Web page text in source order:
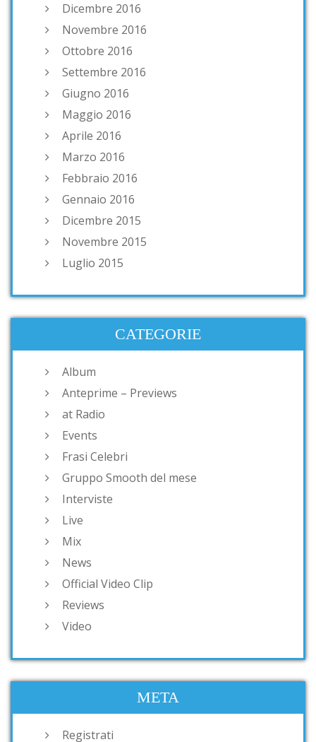
Dicembre 2016
Novembre 2016
Ottobre 2016
Settembre 2016
Giugno 2016
Maggio 2016
Aprile 2016
Marzo 2016
Febbraio 2016
Gennaio 2016
Dicembre 2015
Novembre 2015
Luglio 2015
CATEGORIE
Album
Anteprime – Previews
at Radio
Events
Frasi Celebri
Gruppo Smooth del mese
Interviste
Live
Mix
News
Official Video Clip
Reviews
Video
META
Registrati